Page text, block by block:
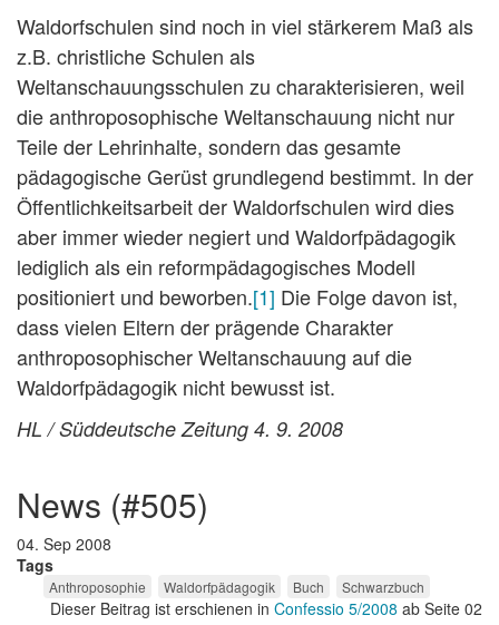
Waldorfschulen sind noch in viel stärkerem Maß als
z.B. christliche Schulen als
Weltanschauungsschulen zu charakterisieren, weil
die anthroposophische Weltanschauung nicht nur
Teile der Lehrinhalte, sondern das gesamte
pädagogische Gerüst grundlegend bestimmt. In der
Öffentlichkeitsarbeit der Waldorfschulen wird dies
aber immer wieder negiert und Waldorfpädagogik
lediglich als ein reformpädagogisches Modell
positioniert und beworben.[1] Die Folge davon ist,
dass vielen Eltern der prägende Charakter
anthroposophischer Weltanschauung auf die
Waldorfpädagogik nicht bewusst ist.
HL / Süddeutsche Zeitung 4. 9. 2008
news (#505)
04. Sep 2008
Tags
Anthroposophie Waldorfpädagogik Buch Schwarzbuch
Dieser Beitrag ist erschienen in Confessio 5/2008 ab Seite 02